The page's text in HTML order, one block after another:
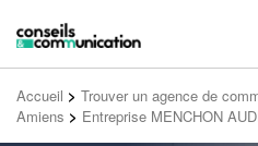
Accueil > Trouver un agence de
Amiens > Entreprise MENCHON